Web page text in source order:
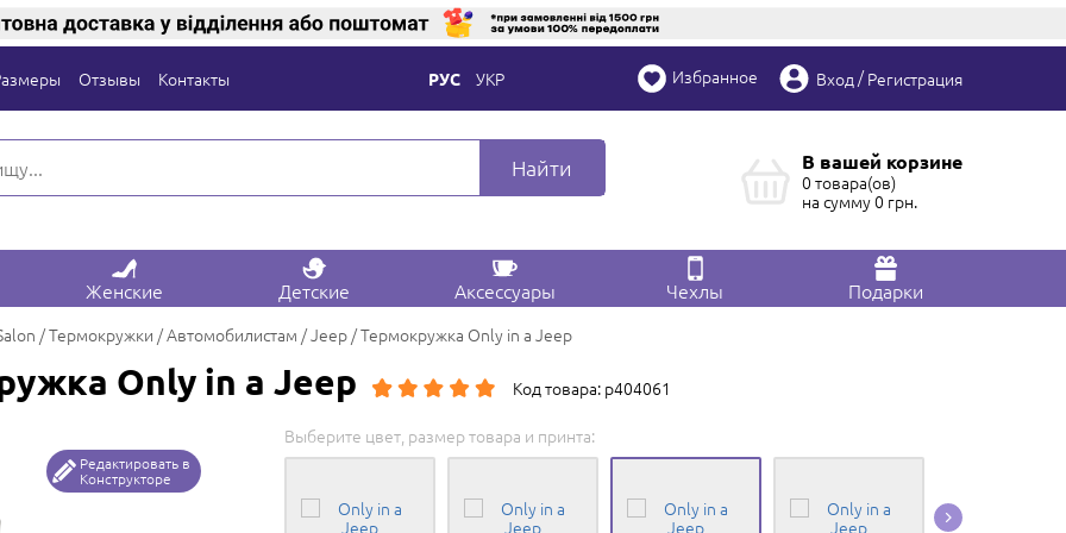
Отзывы Контакты РУС УКР Избранное Вход /Регистрация
Найти В вашей корзине
0 товара(ов)
на сумму0 грн.
Женские Детские Аксессуары Чехлы Подарки
Термокружки Автомобилистам Jeep Термокружка Only in a Jeep
Only in a Jeep Код товара: p404061
Редактировать в
Конструкторе
Редактировать в
Выберите цвет, размер товара и принта: